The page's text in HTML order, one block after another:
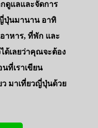
ดูแลและจัดการ
ปุ่นมานาน อาทิ
าหาร, ที่พัก และ
ด้เลยว่าคุณจะต้อง
ที่เราเขียน
มาเที่ยวญี่ปุ่นด้วย